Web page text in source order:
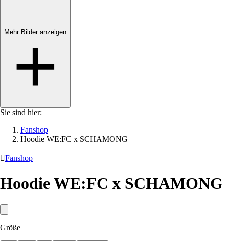
Mehr Bilder anzeigen
Sie sind hier:
Fanshop
Hoodie WE:FC x SCHAMONG
Fanshop
Hoodie WE:FC x SCHAMONG
Größe